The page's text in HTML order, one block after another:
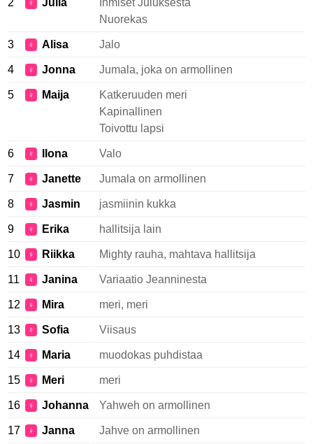
2 ♀ Julia
Ihmiset Juluksesta
Nuorekas
3 ♀ Alisa Jalo
4 ♀ Jonna Jumala, joka on armollinen
5 ♀ Maija
Katkeruuden meri
Kapinallinen
Toivottu lapsi
6 ♀ Ilona Valo
7 ♀ Janette Jumala on armollinen
8 ♀ Jasmin jasmiinin kukka
9 ♀ Erika hallitsija lain
10 ♀ Riikka Mighty rauha, mahtava hallitsija
11 ♀ Janina Variaatio Jeanninesta
12 ♀ Mira meri, meri
13 ♀ Sofia Viisaus
14 ♀ Maria muodokas puhdistaa
15 ♀ Meri meri
16 ♀ Johanna Yahweh on armollinen
17 ♀ Janna Jahve on armollinen